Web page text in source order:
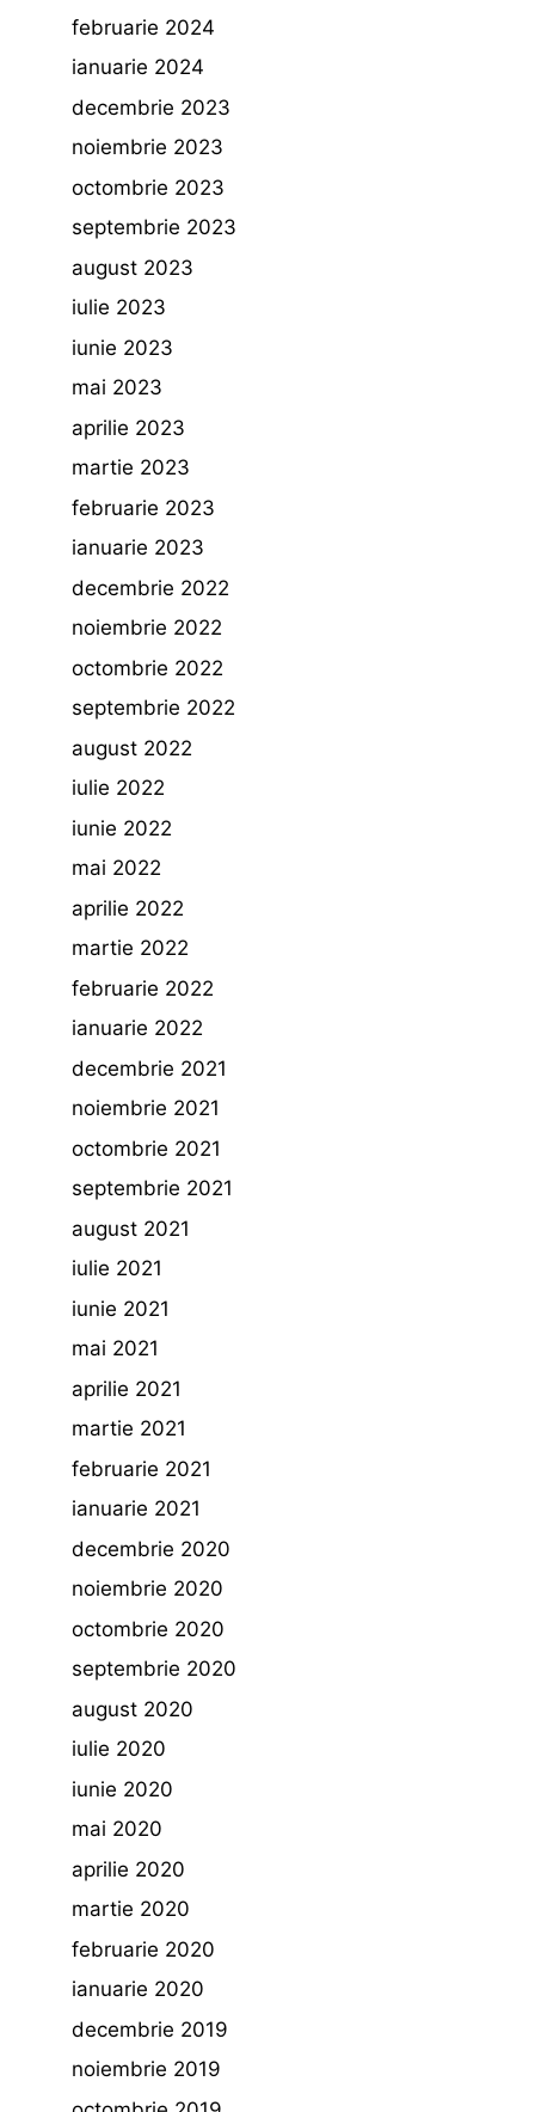
februarie 2024
ianuarie 2024
decembrie 2023
noiembrie 2023
octombrie 2023
septembrie 2023
august 2023
iulie 2023
iunie 2023
mai 2023
aprilie 2023
martie 2023
februarie 2023
ianuarie 2023
decembrie 2022
noiembrie 2022
octombrie 2022
septembrie 2022
august 2022
iulie 2022
iunie 2022
mai 2022
aprilie 2022
martie 2022
februarie 2022
ianuarie 2022
decembrie 2021
noiembrie 2021
octombrie 2021
septembrie 2021
august 2021
iulie 2021
iunie 2021
mai 2021
aprilie 2021
martie 2021
februarie 2021
ianuarie 2021
decembrie 2020
noiembrie 2020
octombrie 2020
septembrie 2020
august 2020
iulie 2020
iunie 2020
mai 2020
aprilie 2020
martie 2020
februarie 2020
ianuarie 2020
decembrie 2019
noiembrie 2019